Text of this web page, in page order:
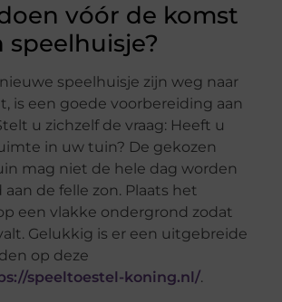
vóór de komst
speelhuisje?
speelhuisje zijn weg naar
is een goede voorbereiding aan
u zichzelf de vraag: Heeft u
in uw tuin? De gekozen
mag niet de hele dag worden
de felle zon. Plaats het
een vlakke ondergrond zodat
Gelukkig is er een uitgebreide
op deze
speeltoestel-koning.nl/.